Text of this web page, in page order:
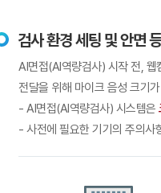
검사 환경 세팅 및 안면
AI면접(AI역량검사) 시작 전,
전달을 위해 마이크 음성 크기
- AI면접(AI역량검사) 시스템은
- 사전에 필요한 기기의 주의사